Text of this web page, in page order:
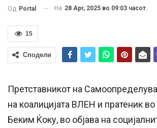
Од Portal На 28 Apr, 2025 во 09:03 часот.
15
Сподели
Претставникот на
на коалицијата ВЛЕН и пратеник
Беким Ќоку, во објава на